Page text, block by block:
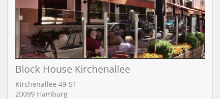
Block House Kirchenallee
Kirchenallee 49-51
20099 Hamburg